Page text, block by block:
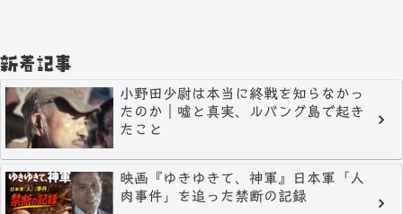
新着記事
小野田少尉は本当に終戦を知らなかっ
たのか｜嘘と真実、ルバング島で起き
たこと
映画『ゆきゆきて、神軍』日本軍「人
肉事件」を追った禁断の記録